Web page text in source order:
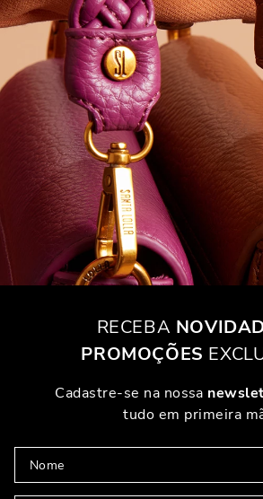
RECEBA
PROMOÇÕES
Cadastre-se na nossa
tudo em primeira